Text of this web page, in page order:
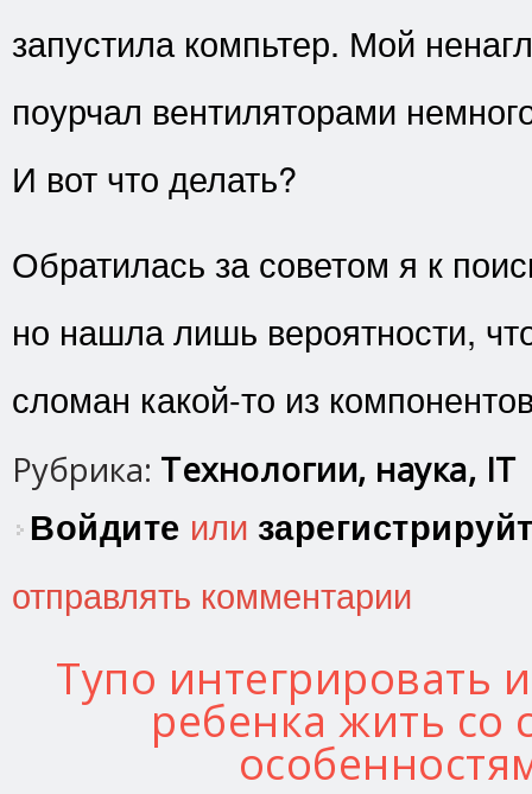
запустила компьтер. Мой
поурчал вентиляторами
И вот что делать?
Обратилась за советом я к
но нашла лишь вероятности,
сломан какой-то из
Рубрика: Технологии, наука, IT
Войдите или
отправлять комментарии
Тупо интегрировать
ребенка жить со